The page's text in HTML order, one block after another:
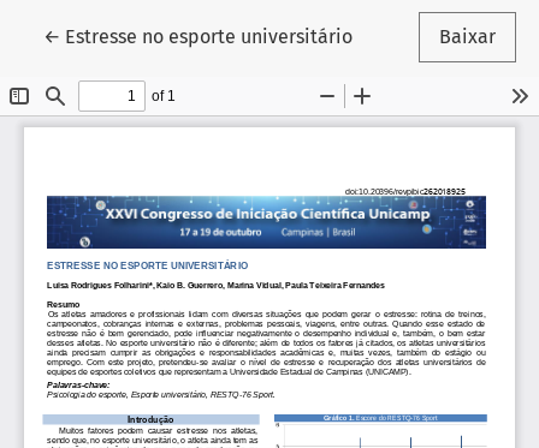
← Voltar aos Detalhes do Artigo
Estresse no esporte universitário Baixar